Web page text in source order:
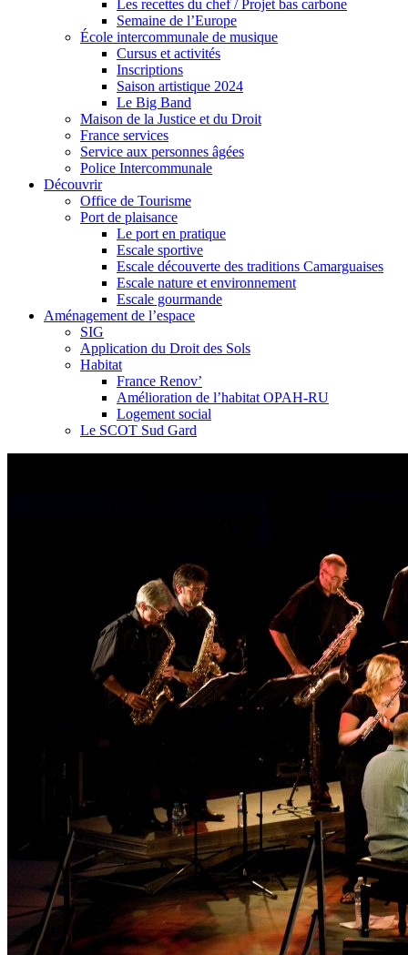
Les recettes du chef / Projet bas carbone
Semaine de l’Europe
École intercommunale de musique
Cursus et activités
Inscriptions
Saison artistique 2024
Le Big Band
Maison de la Justice et du Droit
France services
Service aux personnes âgées
Police Intercommunale
Découvrir
Office de Tourisme
Port de plaisance
Le port en pratique
Escale sportive
Escale découverte des traditions Camarguaises
Escale nature et environnement
Escale gourmande
Aménagement de l’espace
SIG
Application du Droit des Sols
Habitat
France Renov’
Amélioration de l’habitat OPAH-RU
Logement social
Le SCOT Sud Gard